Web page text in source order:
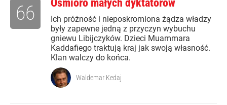
Ośmioro małych dyktatorów
Ich próżność i nieposkromiona żądza władzy
były zapewne jedną z przyczyn wybuchu
gniewu Libijczyków. Dzieci Muammara
Kaddafiego traktują kraj jak swoją własność.
Klan walczy do końca.
66
Waldemar Kedaj